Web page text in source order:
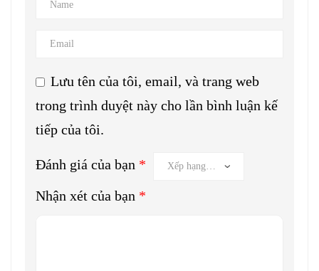
Lưu tên của tôi, email, và trang web
trong trình duyệt này cho lần bình luận kế
tiếp của tôi.
Đánh giá của bạn *
Nhận xét của bạn *